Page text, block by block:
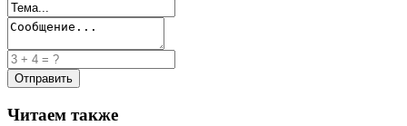
Читаем также